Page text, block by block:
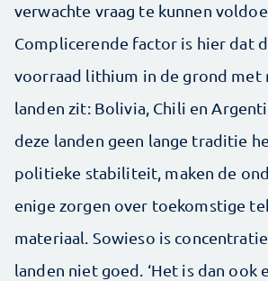
verwachte vraag te kunnen
Complicerende factor is hier dat
voorraad lithium in de grond met
landen zit: Bolivia, Chili en
deze landen geen lange traditie
politieke stabiliteit, maken de
enige zorgen over toekomstige
materiaal. Sowieso is
landen niet goed. ‘Het is dan ook